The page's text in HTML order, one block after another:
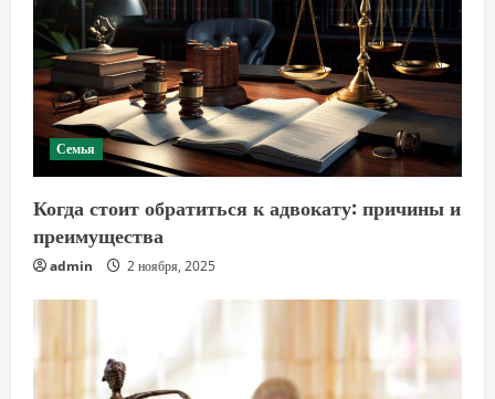
Семья
Когда стоит обратиться к адвокату: причины и
преимущества
admin 2 ноября, 2025